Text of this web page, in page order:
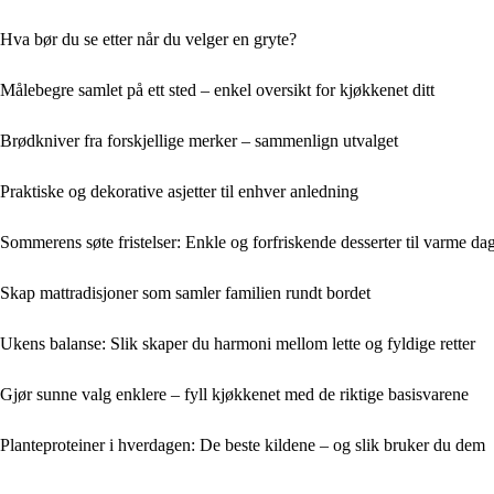
Hva bør du se etter når du velger en gryte?
Målebegre samlet på ett sted – enkel oversikt for kjøkkenet ditt
Brødkniver fra forskjellige merker – sammenlign utvalget
Praktiske og dekorative asjetter til enhver anledning
Sommerens søte fristelser: Enkle og forfriskende desserter til varme
Skap mattradisjoner som samler familien rundt bordet
Ukens balanse: Slik skaper du harmoni mellom lette og fyldige retter
Gjør sunne valg enklere – fyll kjøkkenet med de riktige basisvarene
Planteproteiner i hverdagen: De beste kildene – og slik bruker du dem